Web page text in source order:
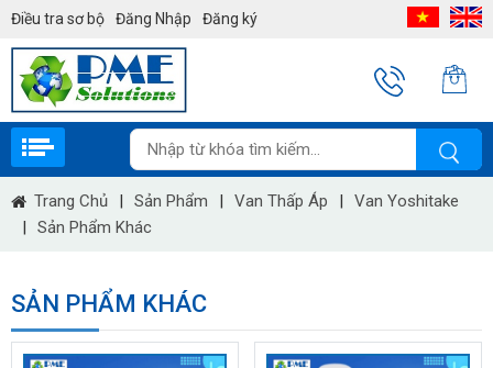
Điều tra sơ bộ Đăng Nhập Đăng ký
Trang Chủ | Sản Phẩm | Van Thấp Áp |
Van Yoshitake
|
Sản Phẩm Khác
SẢN PHẨM KHÁC